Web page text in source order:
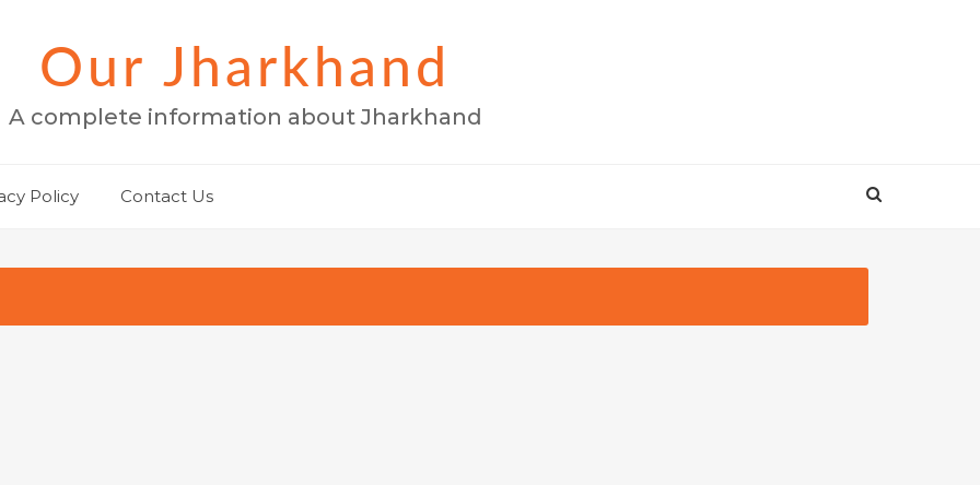
Our Jharkhand
A complete information about Jharkhand
Policy Contact Us